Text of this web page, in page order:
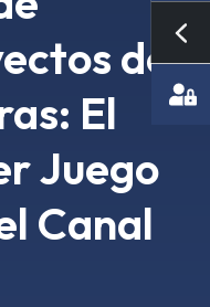
de
El
Juego
Canal